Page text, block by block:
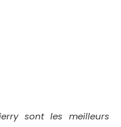
sont les meilleurs